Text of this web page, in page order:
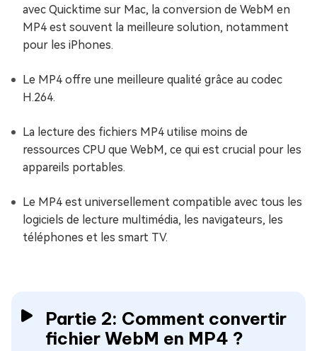
avec Quicktime sur Mac, la conversion de WebM en
MP4 est souvent la meilleure solution, notamment
pour les iPhones.
Le MP4 offre une meilleure qualité grâce au codec
H.264.
La lecture des fichiers MP4 utilise moins de
ressources CPU que WebM, ce qui est crucial pour les
appareils portables.
Le MP4 est universellement compatible avec tous les
logiciels de lecture multimédia, les navigateurs, les
téléphones et les smart TV.
Partie 2: Comment convertir
fichier WebM en MP4 ?